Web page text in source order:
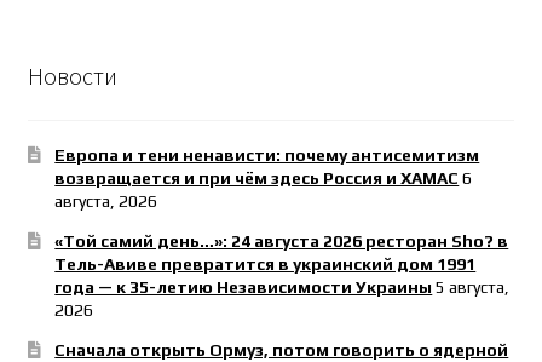
Новости
Европа и тени ненависти: почему антисемитизм
возвращается и при чём здесь Россия и ХАМАС 6
августа, 2026
«Той самий день…»: 24 августа 2026 ресторан Sho? в
Тель-Авиве превратится в украинский дом 1991
года — к 35-летию Независимости Украины 5 августа,
2026
Сначала открыть Ормуз, потом говорить о ядерной